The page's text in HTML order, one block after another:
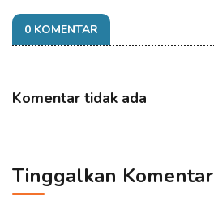
0 KOMENTAR
Komentar tidak ada
Tinggalkan Komentar